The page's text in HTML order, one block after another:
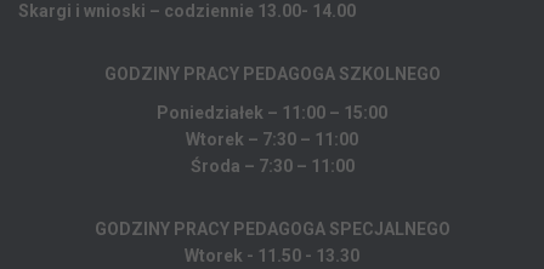
Skargi i wnioski – codziennie 13.00- 14.00
GODZINY PRACY PEDAGOGA SZKOLNEGO
Poniedziałek – 11:00 – 15:00
Wtorek – 7:30 – 11:00
Środa – 7:30 – 11:00
GODZINY PRACY PEDAGOGA SPECJALNEGO
Wtorek - 11.50 - 13.30